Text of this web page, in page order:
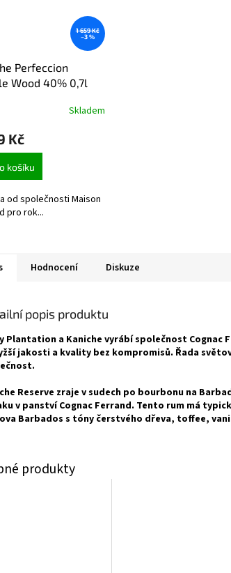
1 659 Kč
–3 %
Perfeccion
Wood 40% 0,7l
Skladem
Kč
košíku
od společnosti Maison
pro rok...
Hodnocení Diskuze
popis produktu
Plantation a Kaniche vyrábí společnost Cognac
jakosti a kvality bez kompromisů. Řada
Reserve zraje v sudech po bourbonu na
v panství Cognac Ferrand. Tento rum má
Barbados s tóny čerstvého dřeva, toffee,